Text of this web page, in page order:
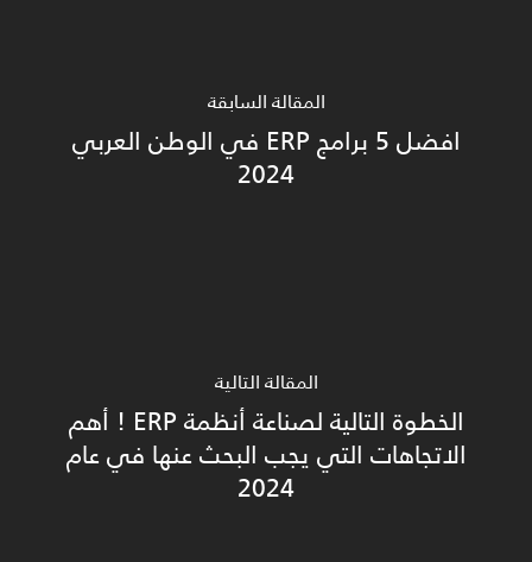
المقالة السابقة
افضل 5 برامج ERP في الوطن العربي
2024
المقالة التالية
الخطوة التالية لصناعة أنظمة ERP ! أهم
الاتجاهات التي يجب البحث عنها في عام
2024